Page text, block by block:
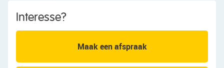
Indeling van de woning:
Via de fraai aangelegde voortuin bereik je de
Interesse?
Maak een afspraak